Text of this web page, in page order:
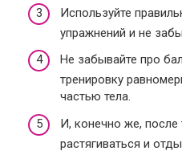
Используйте
упражнений и не
Не забывайте про
тренировку
частью тела.
И, конечно же, после
растягиваться и